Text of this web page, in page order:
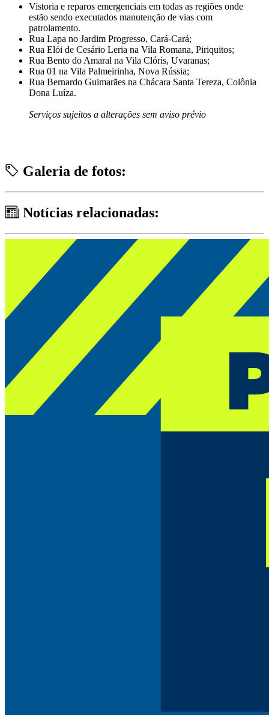
Vistoria e reparos emergenciais em todas as regiões onde
estão sendo executados manutenção de vias com
patrolamento.
Rua Lapa no Jardim Progresso, Cará-Cará;
Rua Elói de Cesário Leria na Vila Romana, Piriquitos;
Rua Bento do Amaral na Vila Clóris, Uvaranas;
Rua 01 na Vila Palmeirinha, Nova Rússia;
Rua Bernardo Guimarães na Chácara Santa Tereza, Colônia
Dona Luíza.
Serviços sujeitos a alterações sem aviso prévio
Galeria de fotos:
Notícias relacionadas: